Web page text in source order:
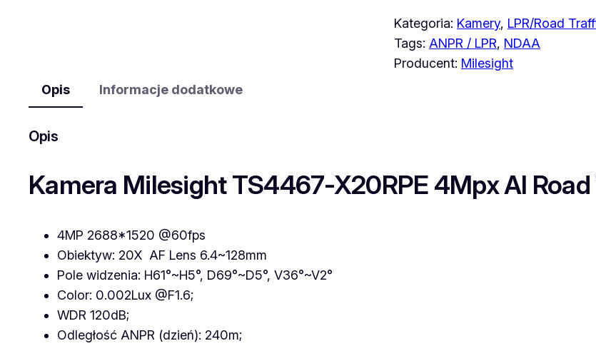
Kategoria: Kamery, LPR/Road
Tags: ANPR / LPR, NDAA
Producent: Milesight
Opis
Informacje dodatkowe
Opis
Kamera Milesight TS4467-X20RPE 4Mpx AI
4MP 2688*1520 @60fps
Obiektyw: 20X AF Lens 6.4~128mm
Pole widzenia: H61°~H5°, D69°~D5°, V36°~V2°
Color: 0.002Lux @F1.6;
WDR 120dB;
Odległość ANPR (dzień): 240m;